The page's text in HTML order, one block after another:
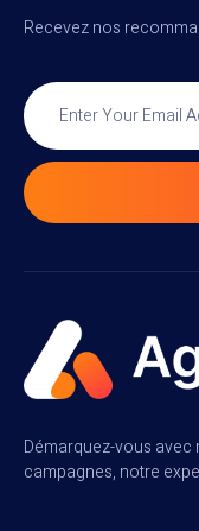
Recevez nos
Démarquez-vous
campagnes, notre